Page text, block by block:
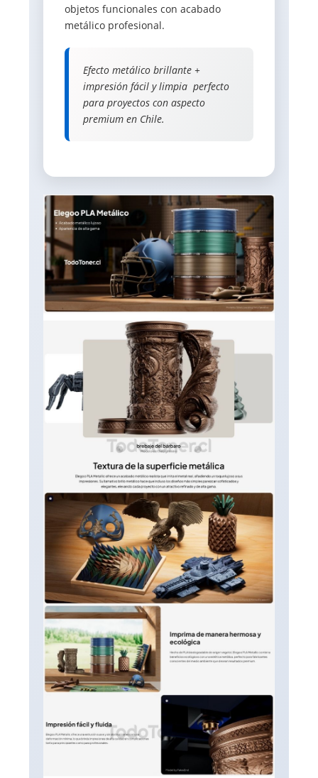
objetos funcionales con acabado
metálico profesional.
Efecto metálico brillante +
impresión fácil y limpia  perfecto
para proyectos con aspecto
premium en Chile.